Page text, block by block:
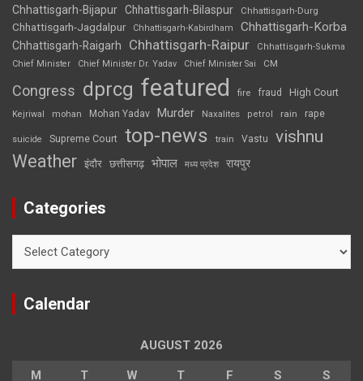
Chhattisgarh-Bijapur Chhattisgarh-Bilaspur Chhattisgarh-Durg
Chhattisgarh-Jagdalpur Chhattisgarh-Kabirdham Chhattisgarh-Korba
Chhattisgarh-Raigarh Chhattisgarh-Raipur
Chhattisgarh-Sukma
Chief Minister
Chief Minister Dr. Yadav Chief Minister Sai CM
Congress dprcg featured fire fraud High Court
Kejriwal mohan Mohan Yadav Murder Naxalites petrol rain rape
suicide Supreme Court top-news train Vastu vishnu
Weather इंदौर छत्तीसगढ़ भोपाल मध्य प्रदेश रायपुर
Categories
Calendar
AUGUST 2026
M T W T F S S